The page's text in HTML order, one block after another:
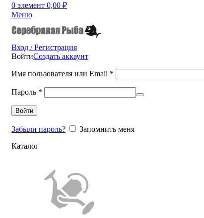
0 элемент 0,00 ₽
Меню
Вход / Регистрация
ВойтиСоздать аккаунт
Имя пользователя или Email *
Пароль *
Войти
Забыли пароль?
Запомнить меня
Каталог